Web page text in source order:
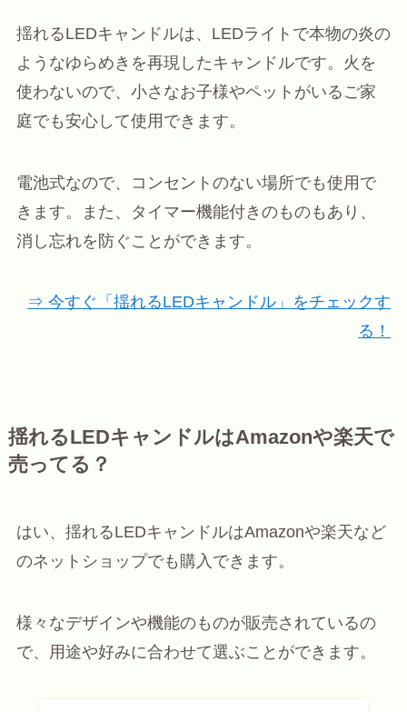
揺れるLEDキャンドルは、LEDライトで本物の炎の
ようなゆらめきを再現したキャンドルです。火を
使わないので、小さなお子様やペットがいるご家
庭でも安心して使用できます。
電池式なので、コンセントのない場所でも使用で
きます。また、タイマー機能付きのものもあり、
消し忘れを防ぐことができます。
⇒ 今すぐ「揺れるLEDキャンドル」をチェックす
る！
揺れるLEDキャンドルはAmazonや楽天で
売ってる？
はい、揺れるLEDキャンドルはAmazonや楽天など
のネットショップでも購入できます。
様々なデザインや機能のものが販売されているの
で、用途や好みに合わせて選ぶことができます。